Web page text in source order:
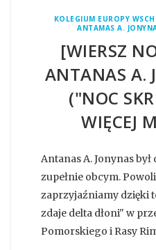
KOLEGIUM EUROPY
ANTAMAS A.
[WIERSZ
ANTANAS A.
("NOC
WIĘCEJ
Antanas A. Jonynas
zupełnie obcym.
zaprzyjaźniamy dzięki
zdaje delta dłoni" w
Pomorskiego i Rasy